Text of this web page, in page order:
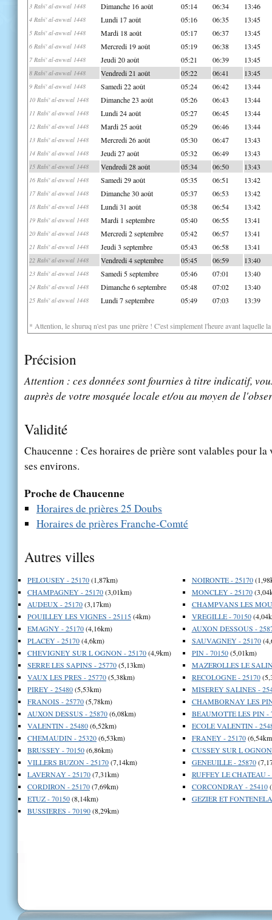
3 Rabi' al-awwal 1448 Dimanche 16 août 05:14 06:34 13:46
4 Rabi' al-awwal 1448 Lundi 17 août 05:16 06:35 13:45
5 Rabi' al-awwal 1448 Mardi 18 août 05:17 06:37 13:45
6 Rabi' al-awwal 1448 Mercredi 19 août 05:19 06:38 13:45
7 Rabi' al-awwal 1448 Jeudi 20 août 05:21 06:39 13:45
8 Rabi' al-awwal 1448 Vendredi 21 août 05:22 06:41 13:45
9 Rabi' al-awwal 1448 Samedi 22 août 05:24 06:42 13:44
10 Rabi' al-awwal 1448 Dimanche 23 août 05:26 06:43 13:44
11 Rabi' al-awwal 1448 Lundi 24 août 05:27 06:45 13:44
12 Rabi' al-awwal 1448 Mardi 25 août 05:29 06:46 13:44
13 Rabi' al-awwal 1448 Mercredi 26 août 05:30 06:47 13:43
14 Rabi' al-awwal 1448 Jeudi 27 août 05:32 06:49 13:43
15 Rabi' al-awwal 1448 Vendredi 28 août 05:34 06:50 13:43
16 Rabi' al-awwal 1448 Samedi 29 août 05:35 06:51 13:42
17 Rabi' al-awwal 1448 Dimanche 30 août 05:37 06:53 13:42
18 Rabi' al-awwal 1448 Lundi 31 août 05:38 06:54 13:42
19 Rabi' al-awwal 1448 Mardi 1 septembre 05:40 06:55 13:41
20 Rabi' al-awwal 1448 Mercredi 2 septembre 05:42 06:57 13:41
21 Rabi' al-awwal 1448 Jeudi 3 septembre 05:43 06:58 13:41
22 Rabi' al-awwal 1448 Vendredi 4 septembre 05:45 06:59 13:40
23 Rabi' al-awwal 1448 Samedi 5 septembre 05:46 07:01 13:40
24 Rabi' al-awwal 1448 Dimanche 6 septembre 05:48 07:02 13:40
25 Rabi' al-awwal 1448 Lundi 7 septembre 05:49 07:03 13:39
* Attention, le shuruq n'est pas une prière ! C'est simplement l'heure avant laquelle
Précision
Attention : ces données sont fournies à titre indicatif,
auprès de votre mosquée locale et/ou au moyen de
Validité
Chaucenne : Ces horaires de prière sont valables pour
ses environs.
Proche de Chaucenne
Horaires de prières 25 Doubs
Horaires de prières Franche-Comté
Autres villes
PELOUSEY - 25170(1,87km)
CHAMPAGNEY - 25170(3,01km)
AUDEUX - 25170(3,17km)
POUILLEY LES VIGNES - 25115(4km)
EMAGNY - 25170(4,16km)
PLACEY - 25170(4,6km)
CHEVIGNEY SUR L OGNON - 25170(4,9km)
SERRE LES SAPINS - 25770(5,13km)
VAUX LES PRES - 25770(5,38km)
PIREY - 25480(5,53km)
FRANOIS - 25770(5,78km)
AUXON DESSUS - 25870(6,08km)
VALENTIN - 25480(6,52km)
CHEMAUDIN - 25320(6,53km)
BRUSSEY - 70150(6,86km)
VILLERS BUZON - 25170(7,14km)
LAVERNAY - 25170(7,31km)
CORDIRON - 25170(7,69km)
ETUZ - 70150(8,14km)
BUSSIERES - 70190(8,29km)
NOIRONTE - 25170
MONCLEY - 25170
CHAMPVANS LES
VREGILLE - 70150
AUXON DESSOUS -
SAUVAGNEY - 25170
PIN - 70150(5,01km)
MAZEROLLES LE
RECOLOGNE - 25170
MISEREY SALINES -
CHAMBORNAY LES
BEAUMOTTE LES PIN -
ECOLE VALENTIN -
FRANEY - 25170
CUSSEY SUR L
GENEUILLE - 25870
RUFFEY LE CHATEAU -
CORCONDRAY - 25410
GEZIER ET